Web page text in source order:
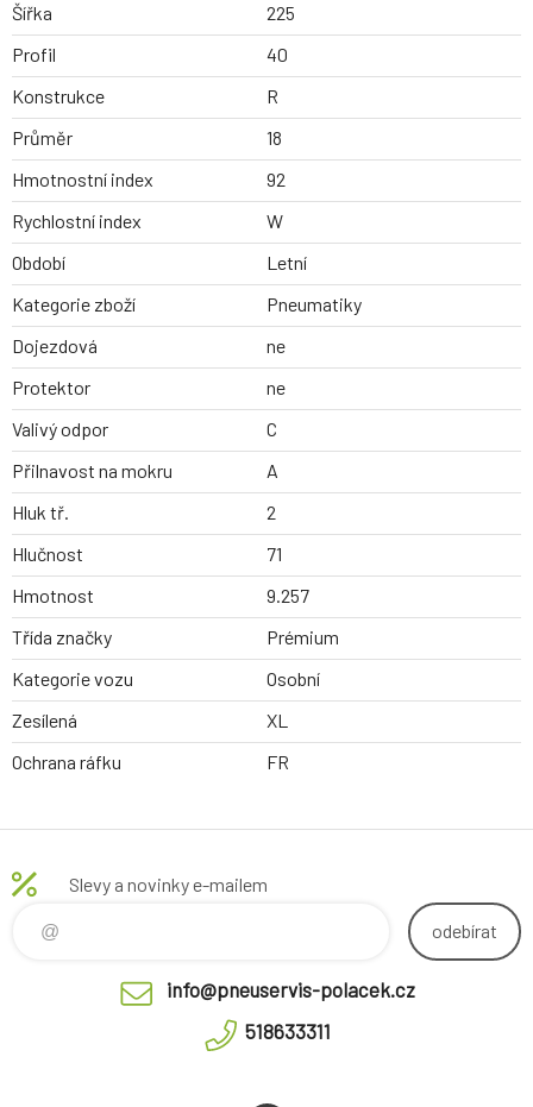
Šířka
225
Profil
40
Konstrukce
R
Průměr
18
Hmotnostní index
92
Rychlostní index
W
Období
Letní
Kategorie zboží
Pneumatiky
Dojezdová
ne
Protektor
ne
Valivý odpor
C
Přilnavost na mokru
A
Hluk tř.
2
Hlučnost
71
Hmotnost
9.257
Třída značky
Prémium
Kategorie vozu
Osobní
Zesílená
XL
Ochrana ráfku
FR
Slevy a novinky e-mailem
odebírat
info@pneuservis-polacek.cz
518633311